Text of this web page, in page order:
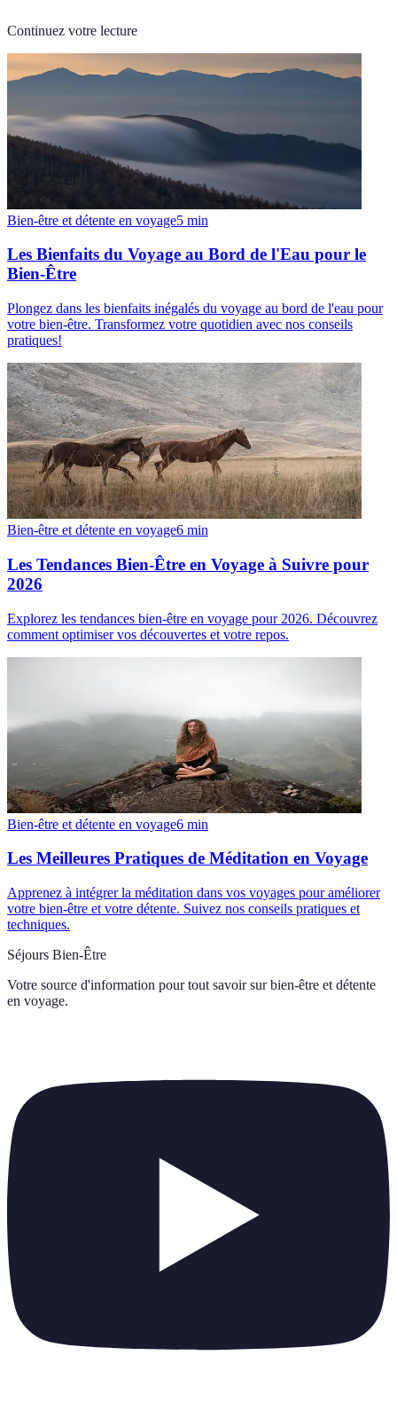
Continuez votre lecture
Bien-être et détente en voyage5 min
Les Bienfaits du Voyage au Bord de l'Eau pour le
Bien-Être
Plongez dans les bienfaits inégalés du voyage au bord de l'eau pour
votre bien-être. Transformez votre quotidien avec nos conseils
pratiques!
Bien-être et détente en voyage6 min
Les Tendances Bien-Être en Voyage à Suivre pour
2026
Explorez les tendances bien-être en voyage pour 2026. Découvrez
comment optimiser vos découvertes et votre repos.
Bien-être et détente en voyage6 min
Les Meilleures Pratiques de Méditation en Voyage
Apprenez à intégrer la méditation dans vos voyages pour améliorer
votre bien-être et votre détente. Suivez nos conseils pratiques et
techniques.
Séjours Bien-Être
Votre source d'information pour tout savoir sur bien-être et détente
en voyage.